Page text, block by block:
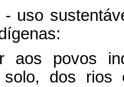
uso
aos povos
solo, dos rios